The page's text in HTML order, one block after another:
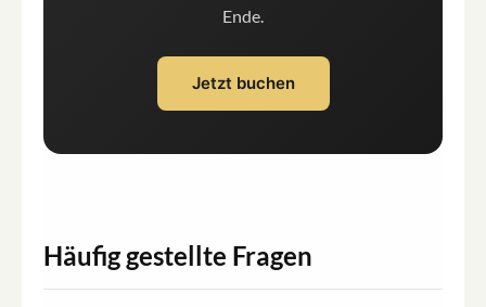
Ende.
Jetzt buchen
Häufig gestellte Fragen